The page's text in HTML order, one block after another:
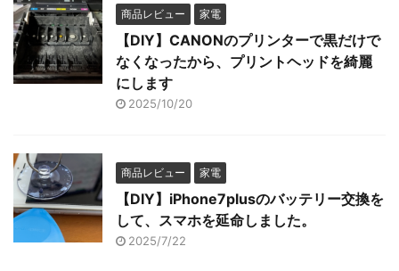
商品レビュー 家電
【DIY】CANONのプリンターで黒だけで
なくなったから、プリントヘッドを綺麗
にします
2025/10/20
商品レビュー 家電
【DIY】iPhone7plusのバッテリー交換を
して、スマホを延命しました。
2025/7/22